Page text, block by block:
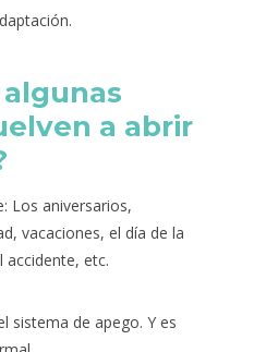
a abrir
Los aniversarios,
vacaciones, el día de la
accidente, etc.
sistema de apego. Y es